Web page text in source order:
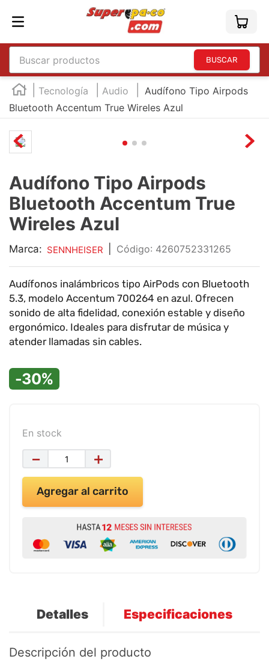
Buscar productos
Tecnología Audio
Audífono Tipo Airpods
Bluetooth Accentum True Wireles Azul
Audífono Tipo Airpods
Bluetooth Accentum True
Wireles Azul
Marca: SENNHEISER : 4260752331265
Audífonos inalámbricos tipo AirPods con Bluetooth
5.3, modelo Accentum 700264 en azul. Ofrecen
sonido de alta fidelidad, conexión estable y diseño
ergonómico. Ideales para disfrutar de música y
atender llamadas sin cables.
-30%
En stock
＋
－
Agregar al carrito
Detalles Especificaciones
Descripción del producto
TÉRMINOS MÁS BUSCADOS
1.
england
3
5.
mouse
6.
marcadores
7
audifonos
8.
teclado
10
cuadernos